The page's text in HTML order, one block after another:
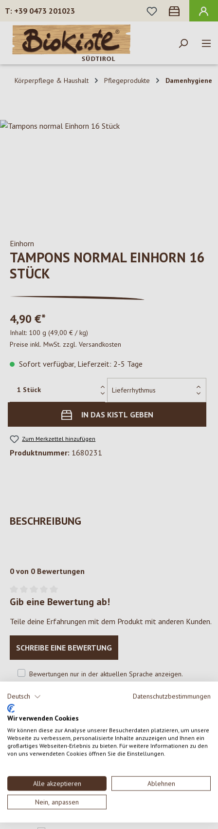
Deutsch Datenschutzbestimmungen
Wir verwenden Cookies
Wir können diese zur Analyse unserer Besucherdaten platzieren, um unsere
Webseite zu verbessern, personalisierte Inhalte anzuzeigen und Ihnen ein
großartiges Webseiten-Erlebnis zu bieten. Für weitere Informationen zu den
von uns verwendeten Cookies öffnen Sie die Einstellungen.
Alle akzeptieren Ablehnen
Nein, anpassen
Zum Hauptinhalt springen
+39 0473 201023
DU HAST 0
Körperpflege & Haushalt Pflegeprodukte Damenhygiene
Bildergalerie überspringen
Einhorn
TAMPONS NORMAL EINHORN 16
STÜCK
4,90 €*
Inhalt: 100 g (49,00 € / kg)
Preise inkl. MwSt. zzgl. Versandkosten
Sofort verfügbar, Lieferzeit: 2-5 Tage
IN DAS KISTL GEBEN
Zum Merkzettel hinzufügen
Produktnummer: 1680231
BESCHREIBUNG
0 von 0 Bewertungen
Durchschnittliche Bewertung von 0 von 5 Sternen
Gib eine Bewertung ab!
Teile deine Erfahrungen mit dem Produkt mit anderen Kunden.
SCHREIBE EINE BEWERTUNG
Bewertungen nur in der aktuellen Sprache anzeigen.
Keine Bewertungen gefunden. Gehe voran und teile
deine Erkenntnisse mit anderen.
Produktgalerie überspringen
Weitere Produkte aus dieser Kategorie